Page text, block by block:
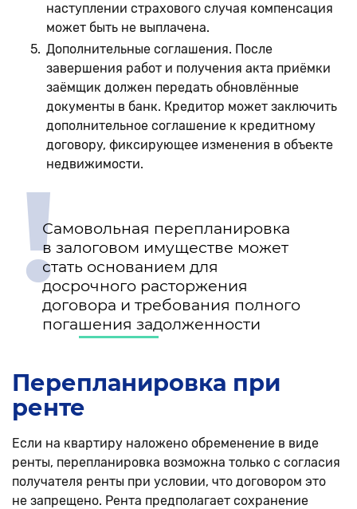
наступлении страхового случая компенсация
может быть не выплачена.
Дополнительные соглашения. После
завершения работ и получения акта приёмки
заёмщик должен передать обновлённые
документы в банк. Кредитор может заключить
дополнительное соглашение к кредитному
договору, фиксирующее изменения в объекте
недвижимости.
!Самовольная перепланировка
в залоговом имуществе может
стать основанием для
досрочного расторжения
договора и требования полного
погашения задолженности
Перепланировка при
ренте
Если на квартиру наложено обременение в виде
ренты, перепланировка возможна только с согласия
получателя ренты при условии, что договором это
не запрещено. Рента предполагает сохранение